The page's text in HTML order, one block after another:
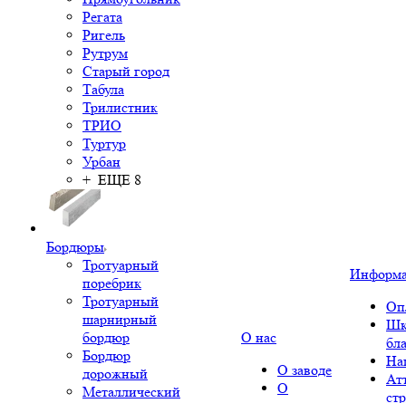
Регата
Ригель
Рутрум
Старый город
Табула
Трилистник
ТРИО
Туртур
Урбан
+ ЕЩЕ 8
Бордюры
Тротуарный
поребрик
Тротуарный
шарнирный
бордюр
Бордюр
дорожный
Металлический
О нас
О заводе
О